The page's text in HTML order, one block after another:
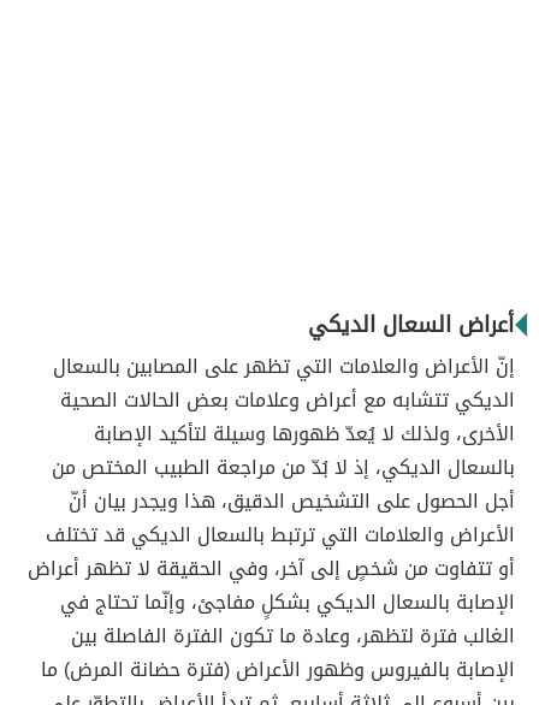
أعراض السعال الديكي
إنّ الأعراض والعلامات التي تظهر على المصابين بالسعال
الديكي تتشابه مع أعراض وعلامات بعض الحالات الصحية
الأخرى، ولذلك لا يُعدّ ظهورها وسيلة لتأكيد الإصابة
بالسعال الديكي، إذ لا بُدّ من مراجعة الطبيب المختص من
أجل الحصول على التشخيص الدقيق، هذا ويجدر بيان أنّ
الأعراض والعلامات التي ترتبط بالسعال الديكي قد تختلف
أو تتفاوت من شخصٍ إلى آخر، وفي الحقيقة لا تظهر أعراض
الإصابة بالسعال الديكي بشكلٍ مفاجئ، وإنّما تحتاج في
الغالب فترة لتظهر، وعادة ما تكون الفترة الفاصلة بين
الإصابة بالفيروس وظهور الأعراض (فترة حضانة المرض) ما